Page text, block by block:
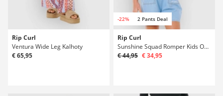
Rip Curl
Ventura Wide Leg Kalhoty
€ 65,95
-22% 2 Pants Deal
Rip Curl
Sunshine Squad Romper Kids Overal
€ 44,95 € 34,95